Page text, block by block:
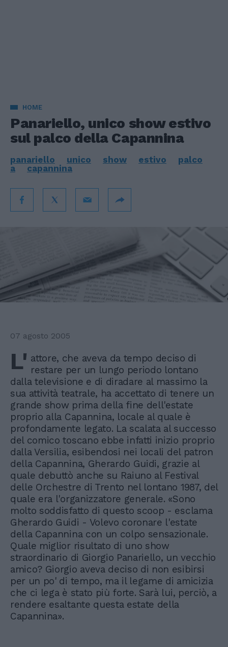
HOME
Panariello, unico show estivo
sul palco della Capannina
panariello unico show estivo
palco
a
capannina
07 agosto 2005
L' attore, che aveva da tempo deciso di
restare per un lungo periodo lontano
dalla televisione e di diradare al massimo la
sua attività teatrale, ha accettato di tenere un
grande show prima della fine dell'estate
proprio alla Capannina, locale al quale è
profondamente legato. La scalata al successo
del comico toscano ebbe infatti inizio proprio
dalla Versilia, esibendosi nei locali del patron
della Capannina, Gherardo Guidi, grazie al
quale debuttò anche su Raiuno al Festival
delle Orchestre di Trento nel lontano 1987, del
quale era l'organizzatore generale. «Sono
molto soddisfatto di questo scoop - esclama
Gherardo Guidi - Volevo coronare l'estate
della Capannina con un colpo sensazionale.
Quale miglior risultato di uno show
straordinario di Giorgio Panariello, un vecchio
amico? Giorgio aveva deciso di non esibirsi
per un po' di tempo, ma il legame di amicizia
che ci lega è stato più forte. Sarà lui, perciò, a
rendere esaltante questa estate della
Capannina».